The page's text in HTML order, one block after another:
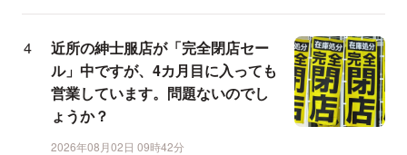
近所の紳士服店が「完全閉店セー
ル」中ですが、4カ月目に入っても
営業しています。問題ないのでし
ょうか？
2026年08月02日 09時42分